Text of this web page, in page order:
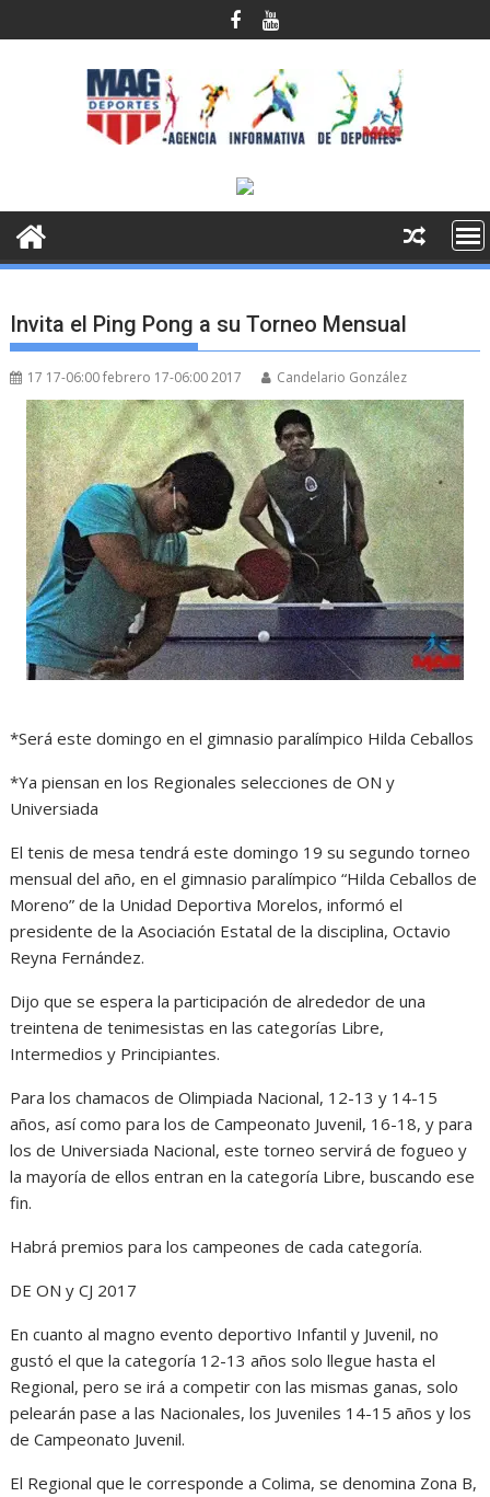
al
Invita el Ping Pong a su Torneo Mensual
17 17-06:00 febrero 17-06:00 2017 Candelario González
*Será este domingo en el gimnasio paralímpico Hilda Ceballos
*Ya piensan en los Regionales selecciones de ON y
Universiada
El tenis de mesa tendrá este domingo 19 su segundo torneo
mensual del año, en el gimnasio paralímpico “Hilda Ceballos de
Moreno” de la Unidad Deportiva Morelos, informó el
presidente de la Asociación Estatal de la disciplina, Octavio
Reyna Fernández.
Dijo que se espera la participación de alrededor de una
treintena de tenimesistas en las categorías Libre,
Intermedios y Principiantes.
Para los chamacos de Olimpiada Nacional, 12-13 y 14-15
años, así como para los de Campeonato Juvenil, 16-18, y para
los de Universiada Nacional, este torneo servirá de fogueo y
la mayoría de ellos entran en la categoría Libre, buscando ese
fin.
Habrá premios para los campeones de cada categoría.
DE ON y CJ 2017
En cuanto al magno evento deportivo Infantil y Juvenil, no
gustó el que la categoría 12-13 años solo llegue hasta el
Regional, pero se irá a competir con las mismas ganas, solo
pelearán pase a las Nacionales, los Juveniles 14-15 años y los
de Campeonato Juvenil.
El Regional que le corresponde a Colima, se denomina Zona B,